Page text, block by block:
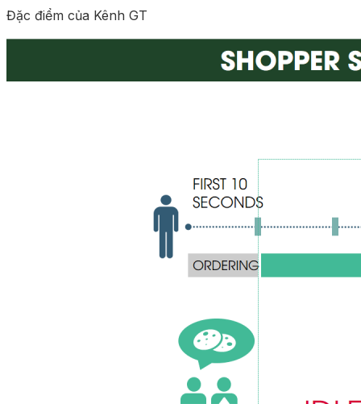
Đặc điểm của Kênh GT